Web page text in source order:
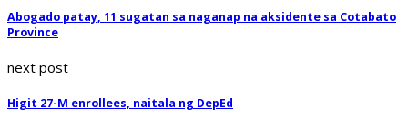
Abogado patay, 11 sugatan sa naganap na aksidente sa Cotabato
Province
next post
Higit 27-M enrollees, naitala ng DepEd